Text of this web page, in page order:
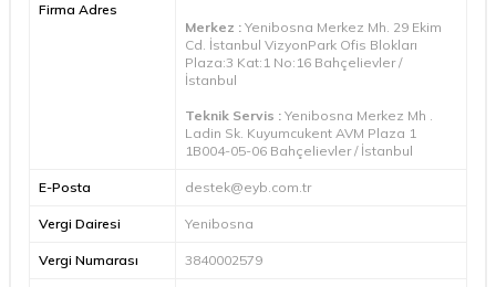
Firma Adres
Merkez : Yenibosna Merkez Mh. 29 Ekim
Cd. İstanbul VizyonPark Ofis Blokları
Plaza:3 Kat:1 No:16 Bahçelievler /
İstanbul
Teknik Servis : Yenibosna Merkez Mh .
Ladin Sk. Kuyumcukent AVM Plaza 1
1B004-05-06 Bahçelievler / İstanbul
E-Posta destek@eyb.com.tr
Vergi Dairesi Yenibosna
Vergi Numarası 3840002579